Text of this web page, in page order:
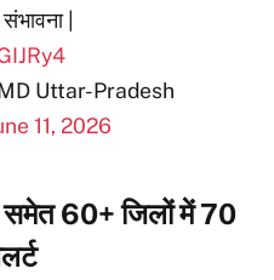
|
Uttar-Pradesh
11, 2026
समेत 60+ जिलों में 70